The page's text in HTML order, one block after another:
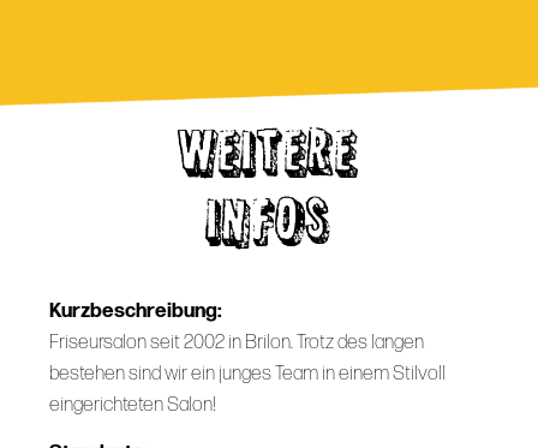
WEITERE
INFOS
Kurzbeschreibung:
Friseursalon seit 2002 in Brilon. Trotz des langen
bestehen sind wir ein junges Team in einem Stilvoll
eingerichteten Salon!